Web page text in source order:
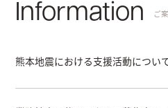
Information ご
熊本地震における支援活動について